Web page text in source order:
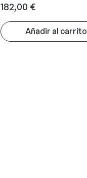
182,00 €
Añadir al carrito